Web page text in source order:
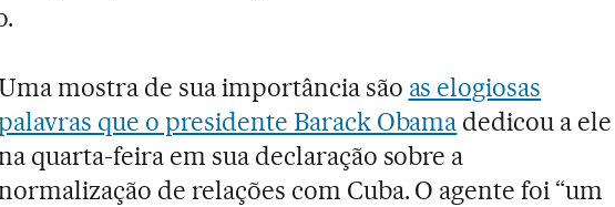
mostra de sua importância são as elogiosas
que o presidente Barack Obama dedicou a ele
quarta-feira em sua declaração sobre a
de relações com Cuba. O agente foi “um